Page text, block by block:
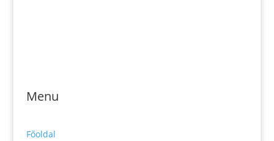
Menu
Főoldal